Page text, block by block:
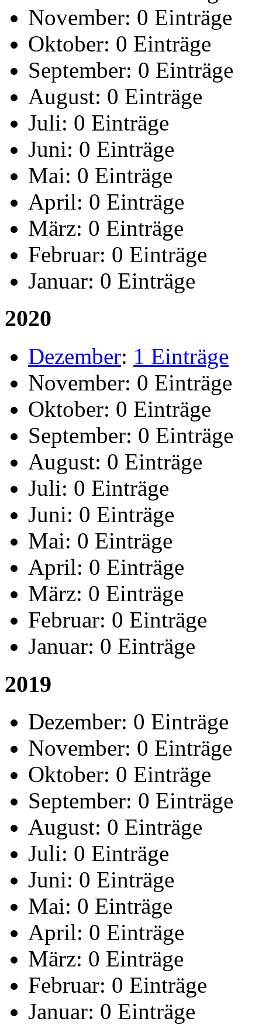
November: 0 Einträge
Oktober: 0 Einträge
September: 0 Einträge
August: 0 Einträge
Juli: 0 Einträge
Juni: 0 Einträge
Mai: 0 Einträge
April: 0 Einträge
März: 0 Einträge
Februar: 0 Einträge
Januar: 0 Einträge
2020
Dezember: 1 Einträge
November: 0 Einträge
Oktober: 0 Einträge
September: 0 Einträge
August: 0 Einträge
Juli: 0 Einträge
Juni: 0 Einträge
Mai: 0 Einträge
April: 0 Einträge
März: 0 Einträge
Februar: 0 Einträge
Januar: 0 Einträge
2019
Dezember: 0 Einträge
November: 0 Einträge
Oktober: 0 Einträge
September: 0 Einträge
August: 0 Einträge
Juli: 0 Einträge
Juni: 0 Einträge
Mai: 0 Einträge
April: 0 Einträge
März: 0 Einträge
Februar: 0 Einträge
Januar: 0 Einträge